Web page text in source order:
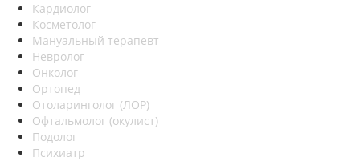
Кардиолог
Косметолог
Мануальный терапевт
Невролог
Онколог
Ортопед
Отоларинголог (ЛОР)
Офтальмолог (окулист)
Подолог
Психиатр